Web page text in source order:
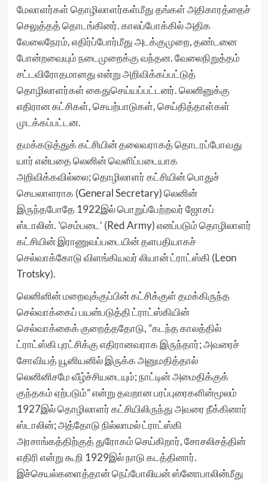
மேலாளர்கள் தொழிலாளர்கள்மீது தங்கள் அதிகாரத்தைச்
செலுத்தத் தொடங்கினர். காலப்போக்கில் அதிக
வேலைநேரம், எதிர்ப்போர்மீது அடக்குமுறை, தண்டனை
போன்றவையும் நடைமுறைக்கு வந்தன. வேலைநிறுத்தம்
சட்டவிரோதமானது என்று அறிவிக்கப்பட்டுத்
தொழிலாளர்கள் கைதுசெய்யப்பட்டனர். லெனினுக்கு
எதிரான கட்சிகள், செயற்பாடுகள், செய்தித்தாள்கள்
முடக்கப்பட்டன.
தமக்கடுத்துக் கட்சியின் தலைவராகத் தொடரப்போவது
யார் என்பதை லெனின் வெளிப்படையாக
அறிவிக்கவில்லை; தொழிலாளர் கட்சியின் பொதுச்
செயலாளராக (General Secretary) லெனின்
இருந்தபோதே 1922இல் பொறுப்பேற்றவர் ஜோசப்
ஸ்டாலின். ’செம்படை’ (Red Army) எனப்படும் தொழிலாளர்
கட்சியின் இராணுவப்படையின் தளபதியாகச்
செல்வாக்கோடு விளங்கியவர் லியான் ட்ராட்ஸ்கி (Leon
Trotsky).
லெனினின் மறைவுக்குப்பின் கட்சிக்குள் தமக்கிருந்த
செல்வாக்கைப் பயன்படுத்தி ட்ராட்ஸ்கியின்
செல்வாக்கைக் குறைத்ததோடு, ”கடந்த காலத்தில்
ட்ராட்ஸ்கி புரட்சிக்கு எதிரானவராக இருந்தார்; அவரைச்
சோவியத் யூனியனில் இருக்க அனுமதித்தால்
லெனினிசமே வீழ்ச்சியடையும்; நாட்டின் அமைதிக்குக்
குந்தகம் ஏற்படும்” என்று தவறான பரப்புரைகளின்மூலம்
1927இல் தொழிலாளர் கட்சியிலிருந்து அவரை நீக்கினார்
ஸ்டாலின்; அத்தோடு நில்லாமல் ட்ராட்ஸ்கி
அரசாங்கத்திற்குத் துரோகம் செய்கிறார், சோசலிசத்தின்
எதிரி என்று கூறி 1929இல் நாடு கடத்தினார்.
இச்செயல்களைத்தான் நெப்போலியன் ஸ்னோபாலின்மீது